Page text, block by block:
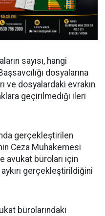
sayısı, hangi
dosyalarına
ve dosyalardaki evrakın
geçirilmediği ileri
gerçekleştirilen
Ceza Muhakemesi
avukat büroları için
gerçekleştirildiğini
bürolarındaki